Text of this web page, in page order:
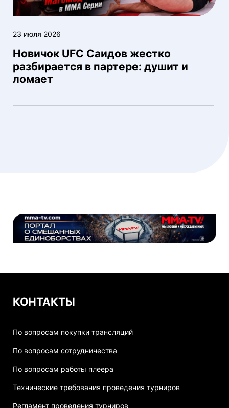
23 июля 2026
Новичок UFC Саидов жестко
разбирается в партере: душит и
ломает
КОНТАКТЫ
По вопросам покупки трансляций
По вопросам сотрудничества
По вопросам работы плеера
Технические требования проведения турниров
Регламент проведения турниров